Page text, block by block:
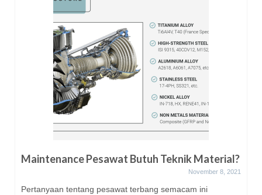
Maintenance Pesawat Butuh Teknik Material?
November 8, 2021
Pertanyaan tentang pesawat terbang semacam ini